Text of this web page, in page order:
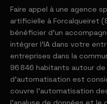
Faire appel à une agence
artificielle à Forcalqueiret
bénéficier d'un
intégrer l'IA dans votre
entreprises dans la
96 846 habitants autour
d'automatisation est
couvre l'automatisation